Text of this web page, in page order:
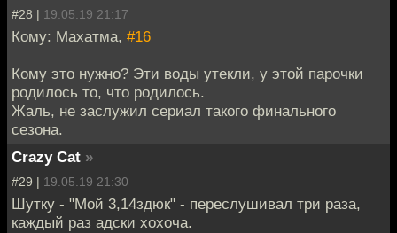
#28 | 19.05.19 21:17
Кому: Махатма, #16
Кому это нужно? Эти воды утекли, у этой парочки
родилось то, что родилось.
Жаль, не заслужил сериал такого финального
сезона.
Crazy Cat »
#29 | 19.05.19 21:30
Шутку - "Мой 3,14здюк" - переслушивал три раза,
каждый раз адски хохоча.